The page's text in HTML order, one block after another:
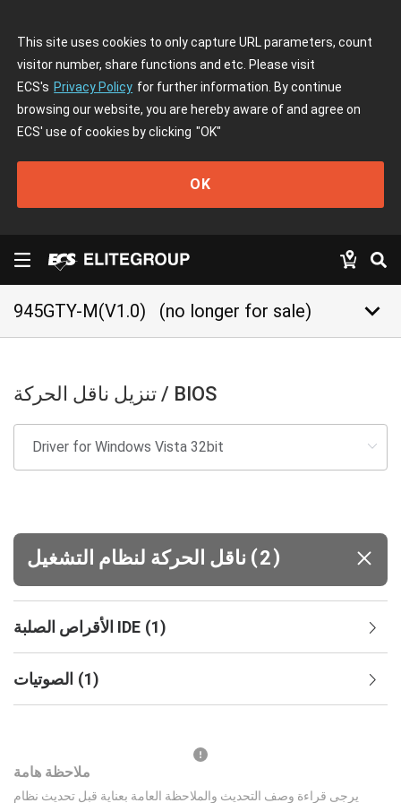
This site uses cookies to only capture URL parameters, count
visitor number, share functions and etc. Please visit
ECS's Privacy Policy for further information. By continue
browsing our website, you are hereby aware of and agree on
ECS' use of cookies by clicking "OK"
OK
945GTY-M(V1.0) (no longer for sale) keyboard_arrow_down
تنزيل ناقل الحركة / BIOS
(2)
الأقراص الصلبة IDE (1)
الصوتيات (1)
ملاحظة هامة
يرجى قراءة وصف التحديث والملاحظة العامة بعناية قبل تحديث نظام